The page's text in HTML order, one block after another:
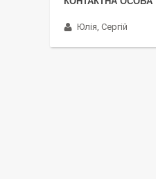
Юлія, Сергій